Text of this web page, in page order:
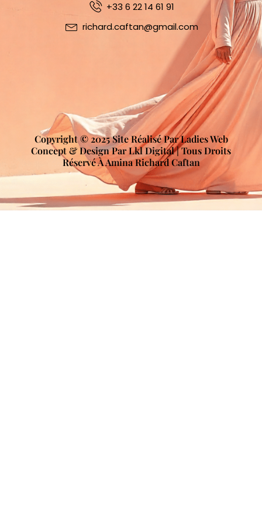
+33 6 22 14 61 91
richard.caftan@gmail.com
Copyright © 2025 Site Réalisé Par Ladies Web
Concept & Design Par Lkl Digital | Tous Droits
Réservé À Amina Richard Caftan